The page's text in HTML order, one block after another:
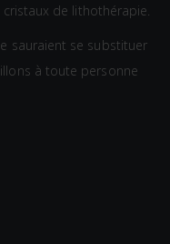
de lithothérapie.
sauraient se substituer
à toute personne